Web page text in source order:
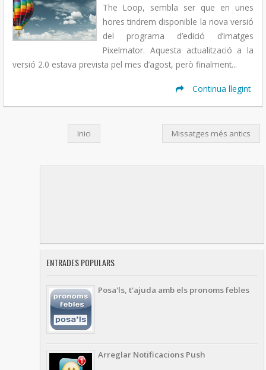
The Loop, sembla ser que en unes
hores tindrem disponible la nova versió
del programa d’edició d’imatges
Pixelmator. Aquesta actualització a la
versió 2.0 estava prevista pel mes d’agost, però finalment...
Continua llegint
Missatges més antics
Inici
ENTRADES POPULARS
Posa'ls, t'ajuda amb els pronoms febles
Arreglar Notificacions Push